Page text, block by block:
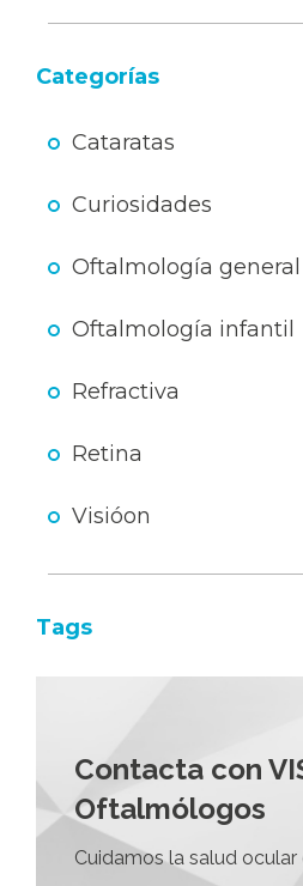
Categorías
Cataratas
Curiosidades
Oftalmología general
Oftalmología infantil
Refractiva
Retina
Visióon
Tags
Contacta con
Oftalmólogos
Cuidamos la salud